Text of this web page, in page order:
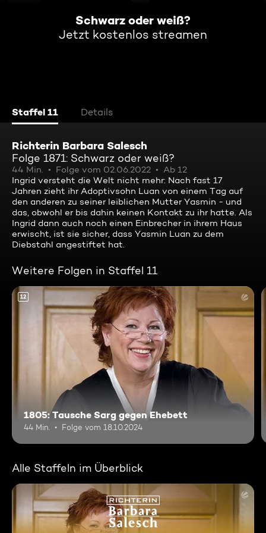
Schwarz oder weiß?
Jetzt kostenlos streamen
Staffel 11 Details
Richterin Barbara Salesch
Folge 1871: Schwarz oder weiß?
44 Min. Folge vom 02.06.2022
Ab 12
Ingrid versteht die Welt nicht mehr: Nach fast 17
Jahren zieht ihr Adoptivsohn Luan von einem Tag auf
den anderen zu seiner leiblichen Mutter Yasmin - und
das, obwohl er bis dahin keinen Kontakt zu ihr hatte. Als
Ingrid dann auch noch einen Einbrecher in ihrem Haus
erwischt, ist sie sicher, dass Yasmin Luan zu dem
Diebstahl angestiftet hat.
Weitere Folgen in Staffel 11
12
1805: Tausche Sarg gegen Ehebett
44 Min. Folge vom 18.10.2024
Alle Staffeln im Überblick